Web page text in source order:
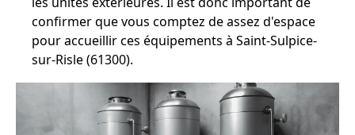
confirmer que vous comptez de assez d'espace
pour accueillir ces équipements à Saint-Sulpice-
sur-Risle (61300).